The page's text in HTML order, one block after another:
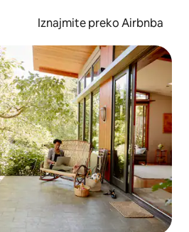
Iznajmite preko Airbnba